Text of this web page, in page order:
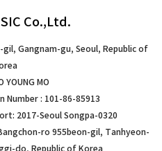
Co.,Ltd.
Gangnam-gu, Seoul, Republic of
YOUNG MO
Number : 101-86-85913
2017-Seoul Songpa-0320
ro 955beon-gil, Tanhyeon-
do, Republic of Korea